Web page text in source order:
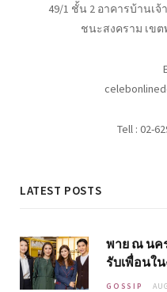
49/1 ชั้น 2 อาคารบ้านเ
ชนะสงคราม เขต
Tell : 02-
LATEST POSTS
พาย ณ นค
รับเพื่อนใ
GOSSIP